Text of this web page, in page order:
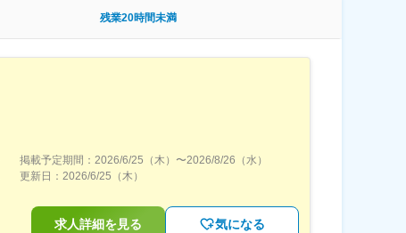
残業20時間未満
掲載予定期間： 2026/6/25（木） 〜2026/8/26（水）
更新日： 2026/6/25（木）
求人詳細を見る 気になる